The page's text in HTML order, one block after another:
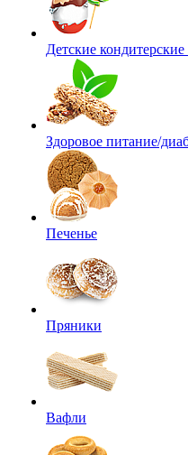
Детские кондитерские
Здоровое питание/
Печенье
Пряники
Вафли